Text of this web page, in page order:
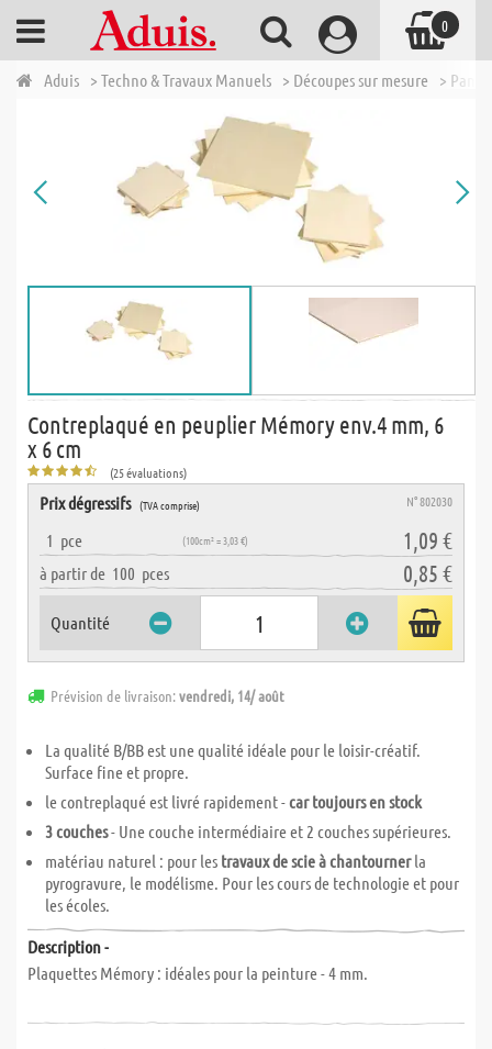
Aduis > Techno & Travaux Manuels > Découpes sur mesure >
Contreplaqué en peuplier Mémory env.4 mm, 6
x 6 cm
(25 évaluations)
Prix dégressifs (TVA comprise) N° 802030
1 pce (100cm² = 3,03 €) 1,09 €
à partir de 100 pces 0,85 €
Quantité
Prévision de livraison:vendredi, 14/ août
La qualité B/BB est une qualité idéale pour le loisir-créatif.
Surface fine et propre.
le contreplaqué est livré rapidement -car toujours en stock
3 couches- Une couche intermédiaire et 2 couches supérieures.
matériau naturel : pour les travaux de scie à chantournerla
pyrogravure, le modélisme. Pour les cours de technologie et pour
les écoles.
Description -
Plaquettes Mémory : idéales pour la peinture - 4 mm.
0